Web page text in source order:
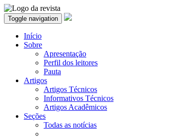
Toggle navigation
Início
Sobre
Apresentação
Perfil dos leitores
Pauta
Artigos
Artigos Técnicos
Informativos Técnicos
Artigos Acadêmicos
Seções
Todas as notícias